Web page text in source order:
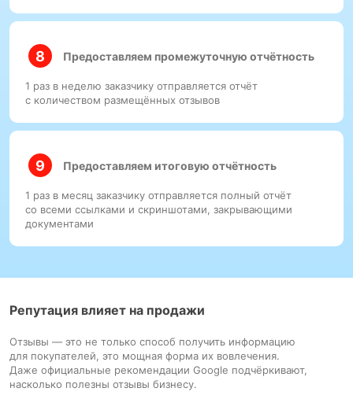
Предоставляем промежуточную отчётность
1 раз в неделю заказчику отправляется отчёт
с количеством размещённых отзывов
Предоставляем итоговую отчётность
1 раз в месяц заказчику отправляется полный отчёт
со всеми ссылками и скриншотами, закрывающими
документами
Репутация влияет на продажи
Отзывы — это не только способ получить информацию
для покупателей, это мощная форма их вовлечения.
Даже официальные рекомендации Google подчёркивают,
насколько полезны отзывы бизнесу.